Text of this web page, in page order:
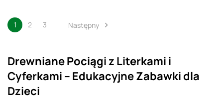
1 2 3 Następny 
Drewniane Pociągi z Literkami i
Cyferkami – Edukacyjne Zabawki dla
Dzieci